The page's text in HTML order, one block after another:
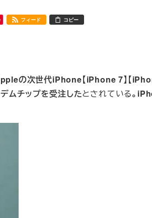
フィード コピー
の次世代iPhone【iPhone 7】【
ムチップを受注したとされている。